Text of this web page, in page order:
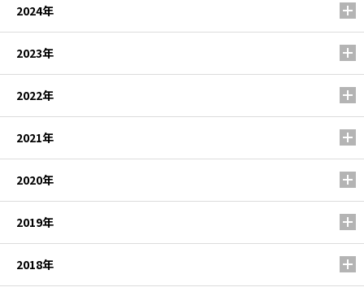
2024年
2023年
2022年
2021年
2020年
2019年
2018年